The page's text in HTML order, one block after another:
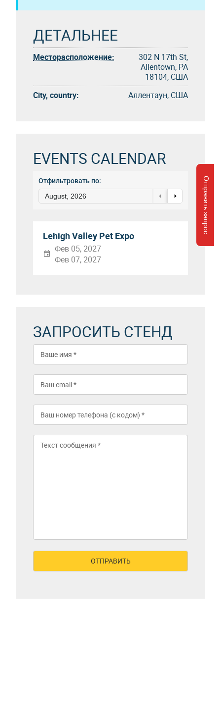
Отправить запрос
ДЕТАЛЬНЕЕ
Месторасположение:
302 N 17th St,
Allentown, PA
18104, США
City, country:
Аллентаун, США
EVENTS CALENDAR
Отфильтровать по:
August, 2026
Lehigh Valley Pet Expo
Фев 05, 2027
Фев 07, 2027
ЗАПРОСИТЬ СТЕНД